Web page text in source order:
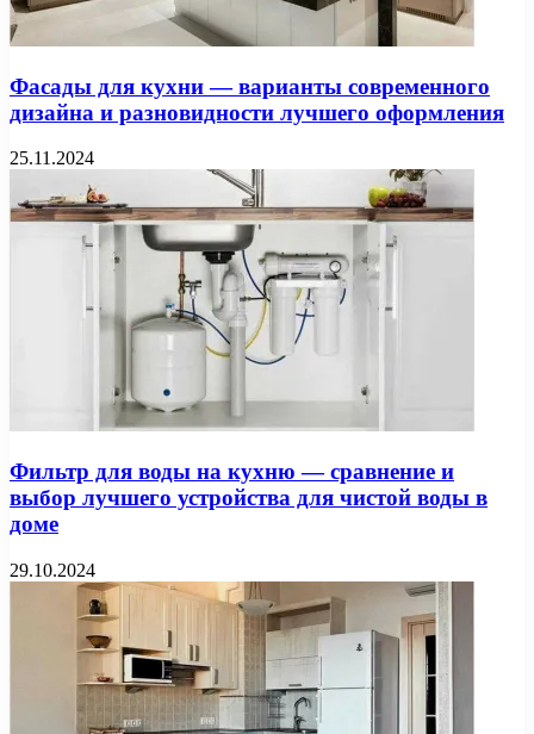
Фасады для кухни — варианты современного
дизайна и разновидности лучшего оформления
25.11.2024
Фильтр для воды на кухню — сравнение и
выбор лучшего устройства для чистой воды в
доме
29.10.2024